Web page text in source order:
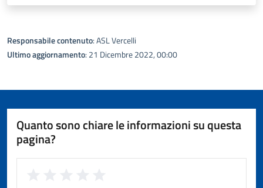
Responsabile contenuto: ASL Vercelli
Ultimo aggiornamento: 21 Dicembre 2022, 00:00
Quanto sono chiare le informazioni su questa
pagina?